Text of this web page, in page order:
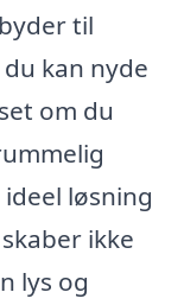
til
kan nyde
om du
løsning
ikke
lys og